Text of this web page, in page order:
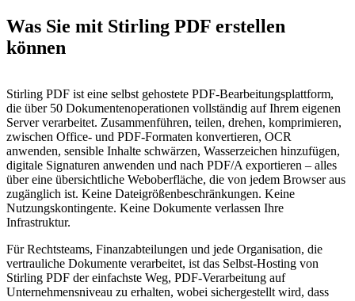
Was Sie mit Stirling PDF erstellen
können
Stirling PDF ist eine selbst gehostete PDF-Bearbeitungsplattform,
die über 50 Dokumentenoperationen vollständig auf Ihrem eigenen
Server verarbeitet. Zusammenführen, teilen, drehen, komprimieren,
zwischen Office- und PDF-Formaten konvertieren, OCR
anwenden, sensible Inhalte schwärzen, Wasserzeichen hinzufügen,
digitale Signaturen anwenden und nach PDF/A exportieren – alles
über eine übersichtliche Weboberfläche, die von jedem Browser aus
zugänglich ist. Keine Dateigrößenbeschränkungen. Keine
Nutzungskontingente. Keine Dokumente verlassen Ihre
Infrastruktur.
Für Rechtsteams, Finanzabteilungen und jede Organisation, die
vertrauliche Dokumente verarbeitet, ist das Selbst-Hosting von
Stirling PDF der einfachste Weg, PDF-Verarbeitung auf
Unternehmensniveau zu erhalten, wobei sichergestellt wird, dass